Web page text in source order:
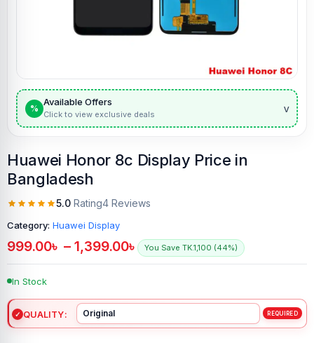
%
Available Offers
Click to view exclusive deals v
Huawei Honor 8c Display Price in
Bangladesh
5.0 Rating4 Reviews
Category: Huawei Display
999.00৳ – 1,399.00৳ You Save TK.1,100 (44%)
In Stock
QUALITY